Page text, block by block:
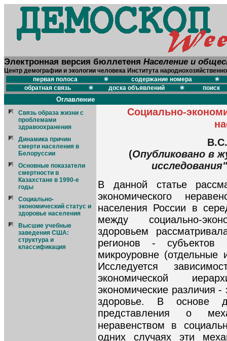
Электронная версия бюллетеня Население и
Центр демографии и экологии человека Института
первая полоса
содержание номера
обратная связь
доска объявлений поиск
Оглавление
Связь образа жизни с
проблемами
здравоохранения
Динамика причин
смерти населения в
Белоруссии
Основные показатели
смертности в
Казахстане в 1990-е
годы
Социально-
экономический статус и
здоровье населения
Высшие учебные
заведения США:
структура и
классификация
Социально-
(Опубликовано в
В данной статье
экономического
населения России в
между социально-
здоровьем
регионов -
микроуровне
Исследуется
экономической
экономические различия
здоровье. В основе
представления о
неравенством в
одних случаях эти